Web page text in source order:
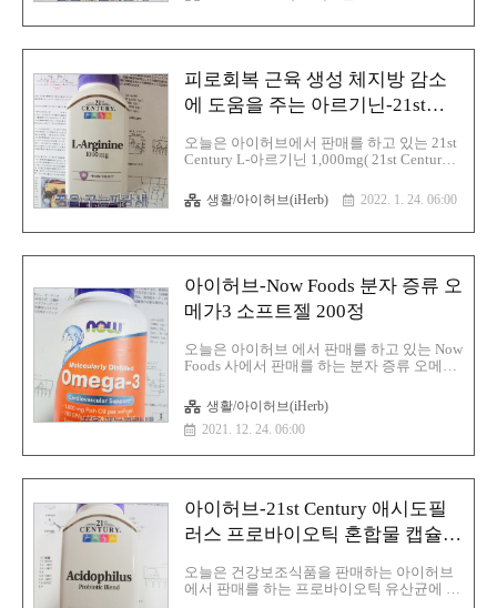
기능은 장내 미생물의 구성에 의해 영향을
받는다는 사실은 이미 잘 알려졌으며 프로바
이오닉스를 정기적으로 섭취하는 것은 건강
한 장 내 세균 관리를 도와주며 제가 구매한
제품인 21st Century 애시도필러스 프로바이
오틱 혼합물 캡슐 150(21st Century アシドフ
ィルスプロバイオティクスブレンド 150粒
) 정에 포함이 돼 있는 유산균은 다음과 같습
チルスアシドフィ..
피로회복 근육 생성 체지방 감소
에 도움을 주는 아르기닌-21st
오늘은 아이허브에서 판매를 하고 있는 21st
Century L-아르기닌 1,000mg( 21st Century
아보겠습니다. L-아르기닌(L-arginine)은 아
르기닌 또는 아르지닌(arginine)은 모든 생물
소의 합성과정이 일어나며 이때 아르기닌이
요소회로(urea cycle)에서 요소로 분해되며
아르기닌은 상피세포, 뇌신경 세포, 중성구
(neutrophil), 산화질소(nitric oxide) 생성에도
반드시 필요하며 특히 혈압, 장운동의 조절,
혈소판의 응고, 식균세포의 기능에 관여하는
산화질소(NO)의 전구체로서 중요한 역할을
하고 있으며 아..
생활/아이허브(iHerb) 2022. 1. 24. 06:00
아이허브-Now Foods 분자 증류 오
메가3 소프트젤 200정
오늘은 아이허브 에서 판매를 하고 있는 Now
Foods 사에서 판매를 하는 분자 증류 오메가
습니다. 오메가 3이라는 것은 한 번쯤은 들어
보았을 것입니다. 그러나 오메가 3가 어디에
좋은지 알고 먹으면 더 좋지 않을까 해서 글
않는 필수지방산으로서 불포화지방산의 한
종류이기도 합니다. 그래서 세포막을 구성하
는 주요 성분이며, 염증을 억제 및 우리 몸을
구성하는 세포에 산소를 원활하게 해주는 역
할도 하는 것이 이 오메가 3입니다. 또한, 혈
전을 예방하는데 효과가 좋으면 특히 에스키
모인들은 생선을 주로 먹는 데 심장질환이
없었으면 생선기름에 포함된 오메가3 지방
생활/아이허브(iHerb)
2021. 12. 24. 06:00
아이허브-21st Century 애시도필
러스 프로바이오틱 혼합물 캡슐
오늘은 건강보조식품을 판매하는 아이허브
에서 판매를 하는 프로바이오틱 유산균에 대